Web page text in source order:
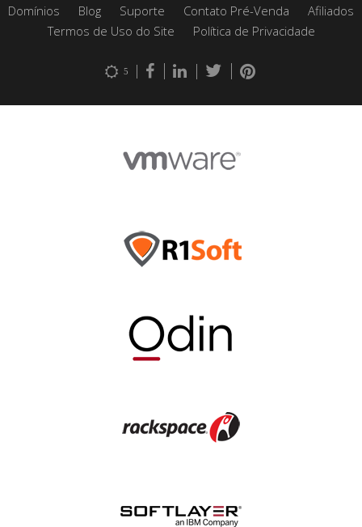
Domínios
Blog Suporte Contato Pré-Venda
Afiliados
Termos de Uso do Site
Política de Privacidade
5